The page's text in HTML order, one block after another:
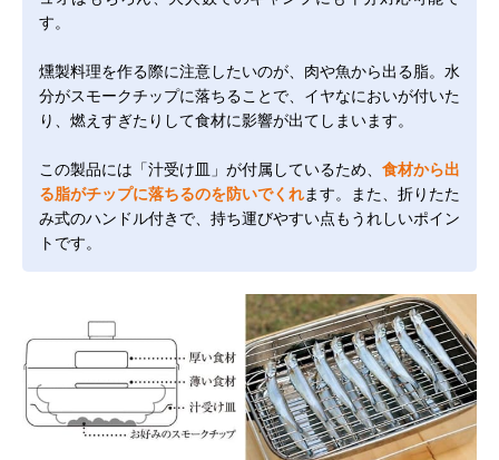
す。
燻製料理を作る際に注意したいのが、肉や魚から出る脂。水
分がスモークチップに落ちることで、イヤなにおいが付いた
り、燃えすぎたりして食材に影響が出てしまいます。
この製品には「汁受け皿」が付属しているため、 食材から出
る脂がチップに落ちるのを防いでくれます。また、折りたた
み式のハンドル付きで、持ち運びやすい点もうれしいポイン
トです。